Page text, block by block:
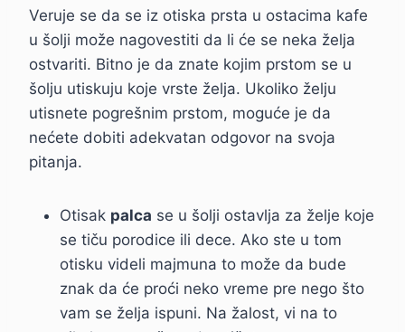
Veruje se da se iz otiska prsta u ostacima kafe
u šolji može nagovestiti da li će se neka želja
ostvariti. Bitno je da znate kojim prstom se u
šolju utiskuju koje vrste želja. Ukoliko želju
utisnete pogrešnim prstom, moguće je da
nećete dobiti adekvatan odgovor na svoja
pitanja.
Otisak palca se u šolji ostavlja za želje koje
se tiču porodice ili dece. Ako ste u tom
otisku videli majmuna to može da bude
znak da će proći neko vreme pre nego što
vam se želja ispuni. Na žalost, vi na to